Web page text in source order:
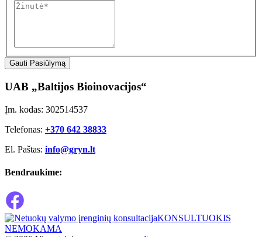
Gauti Pasiūlymą
UAB „Baltijos Bioinovacijos“
Įm. kodas: 302514537
Telefonas: +370 642 38833
El. Paštas: info@gryn.lt
Bendraukime:
KONSULTUOKIS
NEMOKAMA